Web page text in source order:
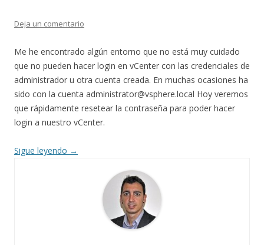
Deja un comentario
Me he encontrado algún entorno que no está muy cuidado
que no pueden hacer login en vCenter con las credenciales de
administrador u otra cuenta creada. En muchas ocasiones ha
sido con la cuenta administrator@vsphere.local Hoy veremos
que rápidamente resetear la contraseña para poder hacer
login a nuestro vCenter.
Sigue leyendo →